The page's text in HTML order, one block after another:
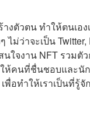
งตัวตน ทำให้ตนเ
ไม่ว่าจะเป็น
จงาน NFT รวมตั
ห้คนที่ชื่นชอบและ
อทำให้เราเป็นที่รู้